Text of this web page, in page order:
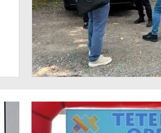
проєкт із
завтра
ветеранок та їхніх сімей